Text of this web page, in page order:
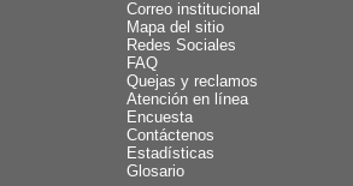
Correo institucional
Mapa del sitio
Redes Sociales
FAQ
Quejas y reclamos
Atención en línea
Encuesta
Contáctenos
Estadísticas
Glosario